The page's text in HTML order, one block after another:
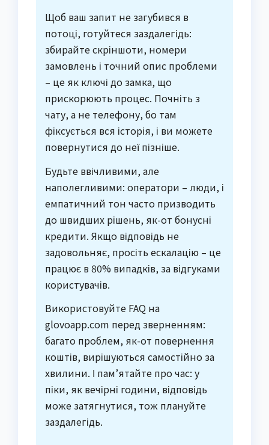
Щоб ваш запит не загубився в
потоці, готуйтеся заздалегідь:
збирайте скріншоти, номери
замовлень і точний опис проблеми
– це як ключі до замка, що
прискорюють процес. Почніть з
чату, а не телефону, бо там
фіксується вся історія, і ви можете
повернутися до неї пізніше.
Будьте ввічливими, але
наполегливими: оператори – люди, і
емпатичний тон часто призводить
до швидших рішень, як-от бонусні
кредити. Якщо відповідь не
задовольняє, просіть ескалацію – це
працює в 80% випадків, за відгуками
користувачів.
Використовуйте FAQ на
glovoapp.com перед зверненням:
багато проблем, як-от повернення
коштів, вирішуються самостійно за
хвилини. І пам’ятайте про час: у
піки, як вечірні години, відповідь
може затягнутися, тож плануйте
заздалегідь.